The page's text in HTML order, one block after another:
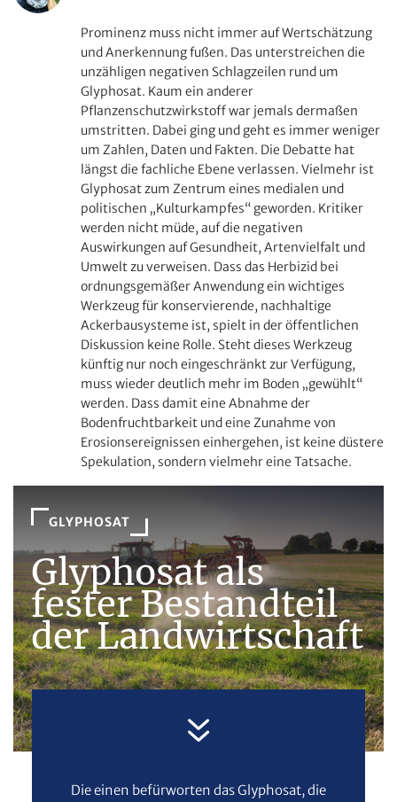
Prominenz muss nicht immer auf Wertschätzung
und Anerkennung fußen. Das unterstreichen die
unzähligen negativen Schlagzeilen rund um
Glyphosat. Kaum ein anderer
Pflanzenschutzwirkstoff war jemals dermaßen
umstritten. Dabei ging und geht es immer weniger
um Zahlen, Daten und Fakten. Die Debatte hat
längst die fachliche Ebene verlassen. Vielmehr ist
Glyphosat zum Zentrum eines medialen und
politischen „Kulturkampfes“ geworden. Kritiker
werden nicht müde, auf die negativen
Auswirkungen auf Gesundheit, Artenvielfalt und
Umwelt zu verweisen. Dass das Herbizid bei
ordnungsgemäßer Anwendung ein wichtiges
Werkzeug für konservierende, nachhaltige
Ackerbausysteme ist, spielt in der öffentlichen
Diskussion keine Rolle. Steht dieses Werkzeug
künftig nur noch eingeschränkt zur Verfügung,
muss wieder deutlich mehr im Boden „gewühlt“
werden. Dass damit eine Abnahme der
Bodenfruchtbarkeit und eine Zunahme von
Erosionsereignissen einhergehen, ist keine düstere
Spekulation, sondern vielmehr eine Tatsache.
GLYPHOSAT
Glyphosat als
fester Bestandteil
der Landwirtschaft
Die einen befürworten das Glyphosat, die